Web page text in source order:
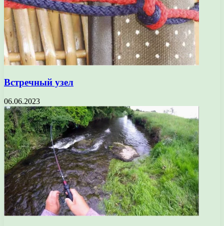
Встречный узел
06.06.2023